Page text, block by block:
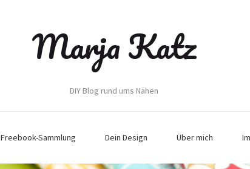
Marja Katz
DIY Blog rund ums Nähen
Freebook-Sammlung Dein Design Über mich